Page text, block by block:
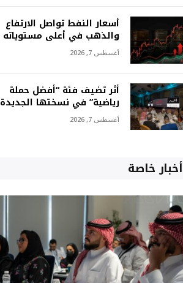
أسعار النفط تواصل الارتفاع
والذهب في أعلى مستوياته
أغسطس 7, 2026
أثر تضيف فئة “أفضل حملة
رياضية” في نسختها الجديدة
أغسطس 7, 2026
أخبار خاصة